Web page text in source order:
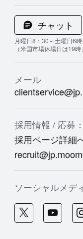
チャット
月曜日8：30～土曜日6
（米国市場休場日は19
メール
採用情報 / 応募：
採用ページ詳細
ソーシャルメデ